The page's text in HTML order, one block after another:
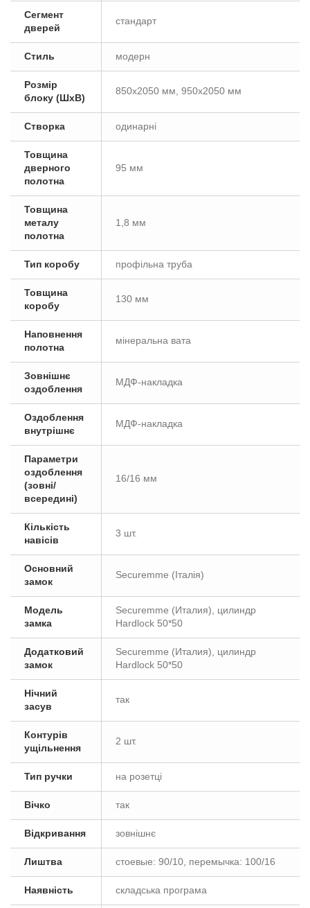
Сегмент
дверей
стандарт
Стиль модерн
Розмір
блоку (ШxВ)
850х2050 мм, 950х2050 мм
Створка одинарні
Товщина
дверного
полотна
95 мм
Товщина
металу
полотна
1,8 мм
Тип коробу профільна труба
Товщина
коробу
130 мм
Наповнення
полотна
мінеральна вата
Зовнішнє
оздоблення
МДФ-накладка
Оздоблення
внутрішнє
МДФ-накладка
Параметри
оздоблення
(зовні/
всередині)
16/16 мм
Кількість
навісів
3 шт.
Основний
замок
Securemme (Італія)
Модель
замка
Securemme (Италия), цилиндр
Hardlock 50*50
Додатковий
замок
Securemme (Италия), цилиндр
Hardlock 50*50
Нічний
засув
так
Контурів
ущільнення
2 шт.
Тип ручки на розетці
Вічко так
Відкривання зовнішнє
Лиштва стоевые: 90/10, перемычка: 100/16
Наявність складська програма